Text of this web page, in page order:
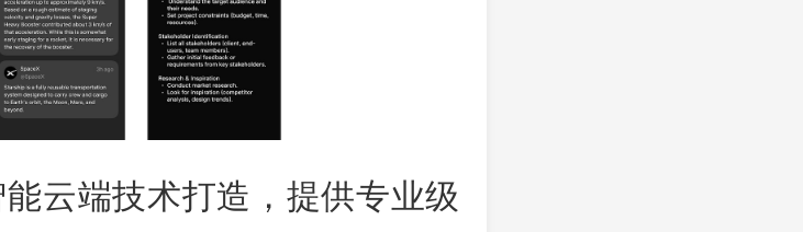
云端技术打造，提供专业级